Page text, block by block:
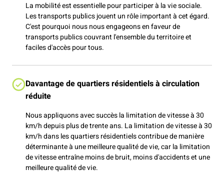
La mobilité est essentielle pour participer à la vie sociale.
Les transports publics jouent un rôle important à cet égard.
C'est pourquoi nous nous engageons en faveur de
transports publics couvrant l'ensemble du territoire et
faciles d'accès pour tous.
Davantage de quartiers résidentiels à circulation
réduite
Nous appliquons avec succès la limitation de vitesse à 30
km/h depuis plus de trente ans. La limitation de vitesse à 30
km/h dans les quartiers résidentiels contribue de manière
déterminante à une meilleure qualité de vie, car la limitation
de vitesse entraîne moins de bruit, moins d'accidents et une
meilleure qualité de vie.